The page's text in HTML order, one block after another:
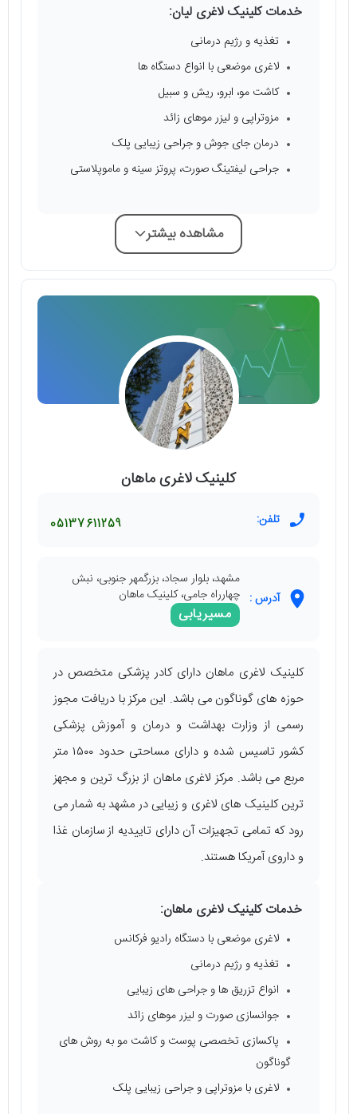
خدمات کلینیک لاغری لیان:
تغذیه و رژیم درمانی
لاغری موضعی با انواع دستگاه‌ ‌ها
کاشت مو، ابرو، ریش و سبیل
مزوتراپی و لیزر موهای زائد
درمان جای جوش و جراحی زیبایی پلک
جراحی لیفتینگ صورت، پروتز سینه و ماموپلاستی
مشاهده بیشتر
کلینیک لاغری ماهان
تلفن: 05137611259
آدرس :
مشهد، بلوار سجاد، بزرگمهر جنوبی، نبش
چهارراه جامی، کلینیک ماهان
مسیریابی
کلینیک لاغری ماهان دارای کادر پزشکی متخصص در
حوزه‌ های گوناگون می ‌باشد. این مرکز با دریافت مجوز
رسمی از وزارت بهداشت و درمان و آموزش پزشکی
کشور تاسیس شده و دارای مساحتی حدود ۱۵۰۰ متر
مربع می ‌باشد. مرکز لاغری ماهان از بزرگ ترین و مجهز
ترین کلینیک‌ های لاغری و زیبایی در مشهد به شمار می
‌رود که تمامی تجهیزات آن دارای تاییدیه از سازمان غذا
و داروی آمریکا هستند.
خدمات کلینیک لاغری ماهان:
لاغری موضعی با دستگاه رادیو فرکانس
تغذیه و رژیم درمانی
انواع تزریق‌ ها و جراحی ‌های زیبایی
جوانسازی صورت و لیزر موهای زائد
پاکسازی تخصصی پوست و کاشت مو به روش ‌های
گوناگون
لاغری با مزوتراپی و جراحی زیبایی پلک